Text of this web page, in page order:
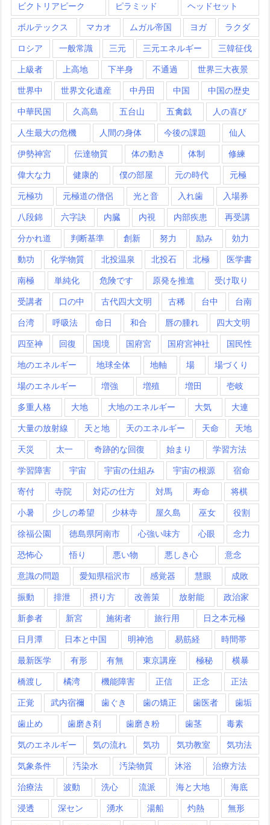
ビクトリアピーク ピラミッド ヘッドセット
ボルテックス マカオ ムガル帝国 ヨガ ラクダ
ロシア 一般常識 三元 三元エネルギー 三韓征伐
上級者 上高地 下半身 不通過 世界三大夜景
世界中 世界文化遺産 中丹田 中国 中国の歴史
中華民国 久高島 五台山 五禽戯 人の喜び
人生最大の危機 人間の身体 今後の課題 仙人
伊勢神宮 伝達物質 体の動き 体制 修練
偉大な力 健康的 僕の部屋 元の時代 元極
元極功 元極道の僧侶 光と音 入れ歯 入場券
八段錦 六字訣 内臓 内視 内部疾患 再受講
分かれ道 判断基準 創新 努力 励み 効力
動功 化学物質 北投温泉 北投石 北極 医学書
南極 単純化 危険です 原発を推進 受け取り
受講者 口の中 古代四大文明 古稀 台中 台南
台湾 呼吸法 命日 和合 唇の腫れ 四大文明
四至神 回復 国境 国府宮 国府宮神社 国民性
地のエネルギー 地球全体 地軸 場 場づくり
場のエネルギー 増強 増殖 増田 壱岐
多重人格 大地 大地のエネルギー 大気 大連
大量の放射線 天と地 天のエネルギー 天命 天地
天災 太一 奇跡的な回復 始まり 学習方法
学習障害 宇宙 宇宙の仕組み 宇宙の根源 宿命
寄付 寺院 対応の仕方 対馬 寿命 将棋
小暑 少しの希望 少林寺 屋久島 巫女 役割
徐福公園 徳島県阿南市 心強い味方 心眼 念力
恐怖心 悟り 悪い物 悪しき心 意念
意識の問題 愛知県稲沢市 感覚器 慧眼 成敗
振動 排泄 摂り方 改善策 放射能 政治家
新参者 新宮 施術者 旅行用 日之本元極
日月潭 日本と中国 明神池 易筋経 時間帯
最新医学 有形 有無 東京講座 極秘 横暴
橋渡し 橘湾 機能障害 正信 正念 正法
正覚 武内宿禰 歯ぐき 歯の矯正 歯医者 歯垢
歯止め 歯磨き剤 歯磨き粉 歯茎 毒素
気のエネルギー 気の流れ 気功 気功教室 気功法
気象条件 汚染水 汚染物質 沐浴 治療方法
治療法 波動 洗心 流派 海と大地 海底
浸透 深セン 湧水 湯船 灼熱 無形